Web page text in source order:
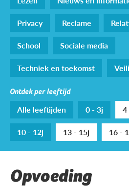
Privacy
Reclame
School
Sociale media
Techniek en toekomst
Ontdek per leeftijd
Alle leeftijden 0 - 3j 4
10 - 12j
13 - 15j 16 -
Opvoeding